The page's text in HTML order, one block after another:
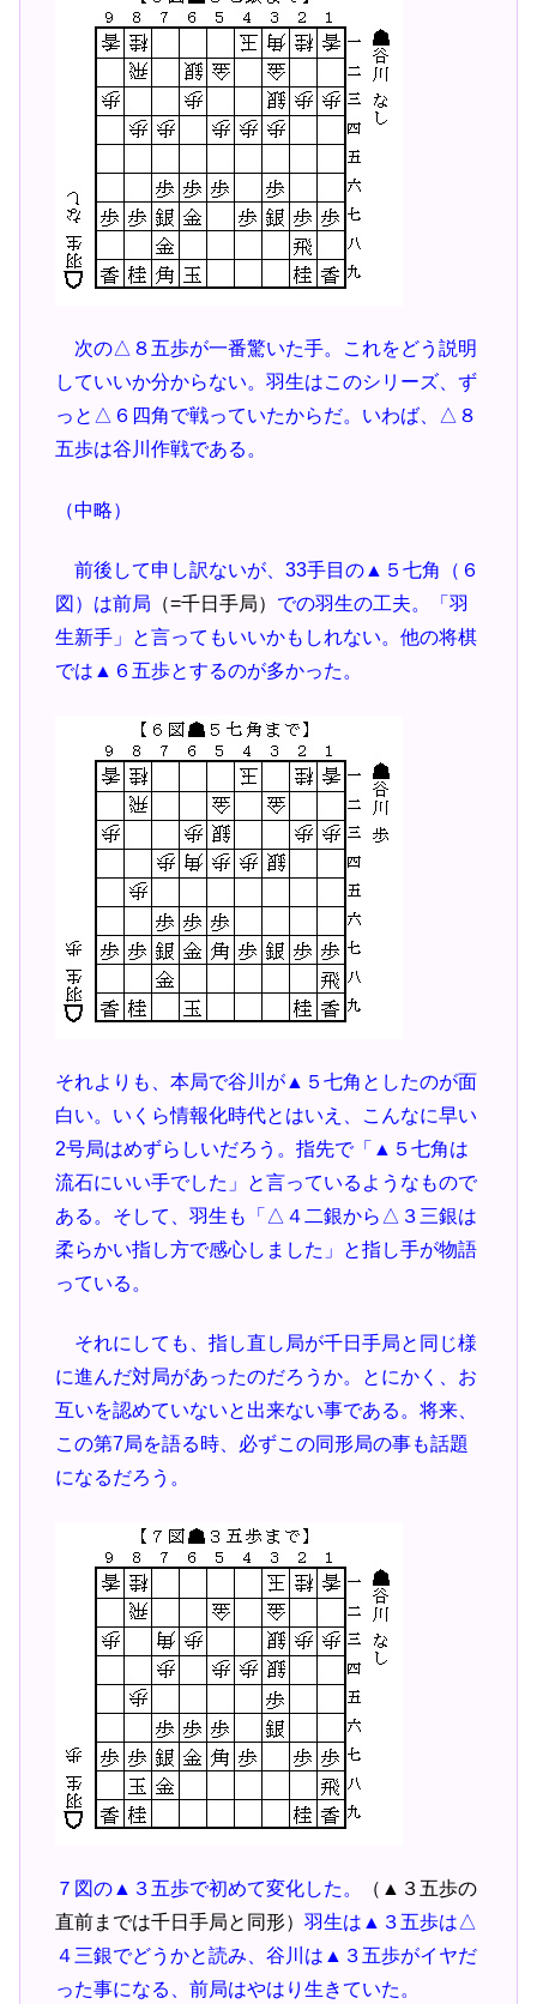
次の△８五歩が一番驚いた手。これをどう説明
していいか分からない。羽生はこのシリーズ、ず
っと△６四角で戦っていたからだ。いわば、△８
五歩は谷川作戦である。
（中略）
前後して申し訳ないが、33手目の▲５七角（６
図）は前局 （=千日手局） での羽生の工夫。「羽
生新手」と言ってもいいかもしれない。他の将棋
では▲６五歩とするのが多かった。
それよりも、本局で谷川が▲５七角としたのが面
白い。いくら情報化時代とはいえ、こんなに早い
2号局はめずらしいだろう。指先で「▲５七角は
流石にいい手でした」と言っているようなもので
ある。そして、羽生も「△４二銀から△３三銀は
柔らかい指し方で感心しました」と指し手が物語
っている。
それにしても、指し直し局が千日手局と同じ様
に進んだ対局があったのだろうか。とにかく、お
互いを認めていないと出来ない事である。将来、
この第7局を語る時、必ずこの同形局の事も話題
になるだろう。
７図の▲３五歩で初めて変化した。
（▲３五歩の
直前までは千日手局と同形） 羽生は▲３五歩は△
４三銀でどうかと読み、谷川は▲３五歩がイヤだ
った事になる、前局はやはり生きていた。